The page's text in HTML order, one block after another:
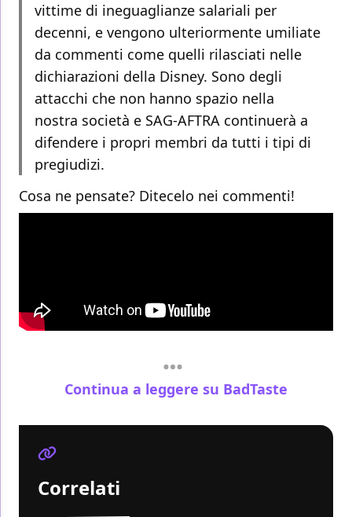
vittime di ineguaglianze salariali per
decenni, e vengono ulteriormente umiliate
da commenti come quelli rilasciati nelle
dichiarazioni della Disney. Sono degli
attacchi che non hanno spazio nella
nostra società e SAG-AFTRA continuerà a
difendere i propri membri da tutti i tipi di
pregiudizi.
Cosa ne pensate? Ditecelo nei commenti!
Continua a leggere su BadTaste
Correlati